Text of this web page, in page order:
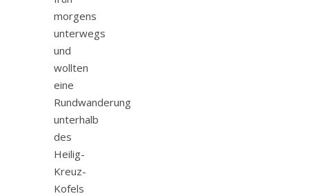
morgens
unterwegs
und
wollten
eine
Rundwanderung
unterhalb
des
Heilig-
Kreuz-
Kofels